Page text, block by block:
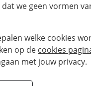
we geen vormen
welke cookies
op de cookies
met jouw privacy.